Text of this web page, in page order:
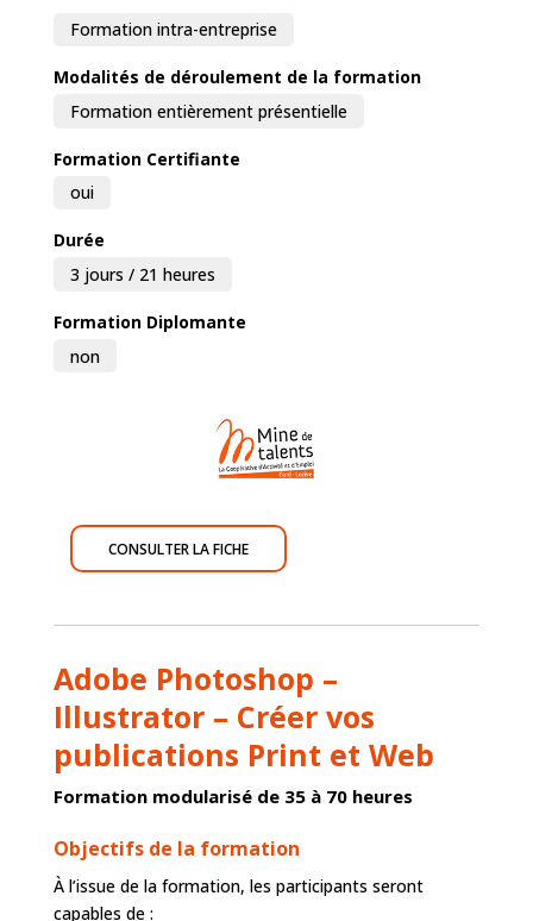
Formation intra-entreprise
Modalités de déroulement de la formation
Formation entièrement présentielle
Formation Certifiante
oui
Durée
3 jours / 21 heures
Formation Diplomante
non
CONSULTER LA FICHE
Adobe Photoshop –
Illustrator – Créer vos
publications Print et Web
Formation modularisé de 35 à 70 heures
Objectifs de la formation
À l’issue de la formation, les participants seront
capables de :